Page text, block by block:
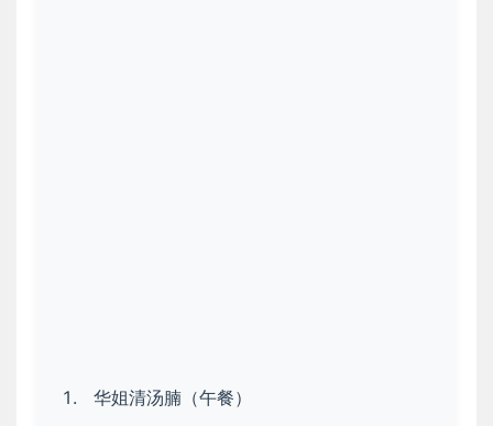
华姐清汤腩（午餐）